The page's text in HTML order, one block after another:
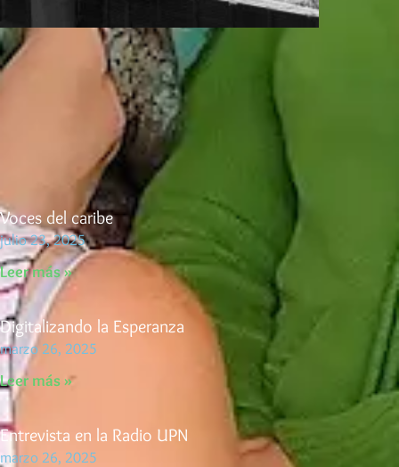
Voces del caribe
julio 23, 2025
Leer más »
Digitalizando la Esperanza
marzo 26, 2025
Leer más »
Entrevista en la Radio UPN
marzo 26, 2025